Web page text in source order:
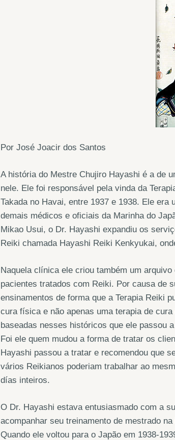
Por José Joacir dos Santos
A história do Mestre Chujiro Hayashi é a de
nele. Ele foi responsável pela vinda da
Takada no Havai, entre 1937 e 1938. Ele
demais médicos e oficiais da Marinha do
Mikao Usui, o Dr. Hayashi expandiu os
Reiki chamada Hayashi Reiki Kenkyukai,
Naquela clínica ele criou também um
pacientes tratados com Reiki. Por causa de
ensinamentos de forma que a Terapia Reiki
cura física e não apenas uma terapia de
baseadas nesses históricos que ele passou
Foi ele quem mudou a forma de tratar os
Hayashi passou a tratar e recomendou que
vários Reikianos poderiam trabalhar ao
días inteiros.
O Dr. Hayashi estava entusiasmado com a
acompanhar seu treinamento de mestrado
Quando ele voltou para o Japão em 1938-